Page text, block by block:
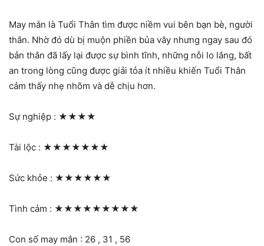
May mắn là Tuổi Thân tìm được niềm vui bên bạn bè, người
thân. Nhờ đó dù bị muộn phiền bủa vây nhưng ngay sau đó
bản thân đã lấy lại được sự bình tĩnh, những nỗi lo lắng, bất
an trong lòng cũng được giải tỏa ít nhiều khiến Tuổi Thân
cảm thấy nhẹ nhõm và dễ chịu hơn.
Sự nghiệp : ★★★★
Tài lộc : ★★★★★★★
Sức khỏe : ★★★★★★
Tình cảm : ★★★★★★★★★
Con số may mắn : 26 , 31 , 56